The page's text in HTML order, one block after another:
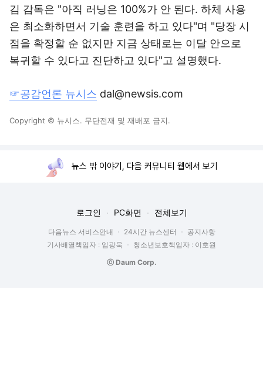
김 감독은 "아직 러닝은 100%가 안 된다. 하체 사용
은 최소화하면서 기술 훈련을 하고 있다"며 "당장 시
점을 확정할 순 없지만 지금 상태로는 이달 안으로
복귀할 수 있다고 진단하고 있다"고 설명했다.
☞공감언론 뉴시스 dal@newsis.com
Copyright © 뉴시스. 무단전재 및 재배포 금지.
뉴스 밖 이야기, 다음 커뮤니티 웹에서 보기
로그인 PC화면 전체보기
다음뉴스 서비스안내 24시간 뉴스센터
공지사항
기사배열책임자 : 임광욱
청소년보호책임자 : 이호원
ⓒ Daum Corp.